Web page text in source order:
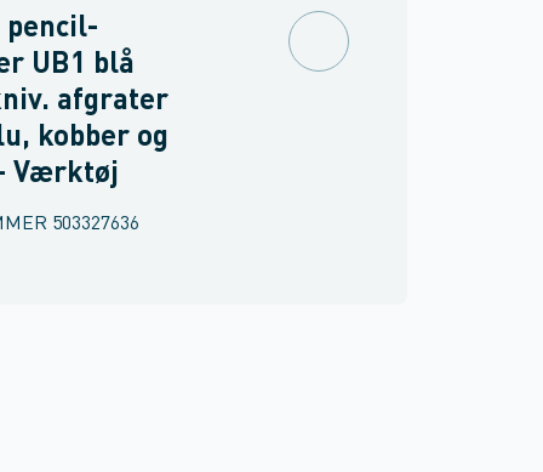
pencil-
UB1 blå
afgrater
kobber og
Værktøj
503327636